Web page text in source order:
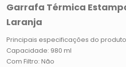
Garrafa Térmica
Laranja
Principais especificações do
Capacidade: 980 ml
Com Filtro: Não